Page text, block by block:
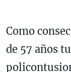
Como
de 57 años